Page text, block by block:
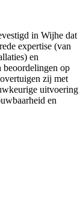
in Wijhe dat
expertise (van
en
beoordelingen op
zij met
uitvoering
en